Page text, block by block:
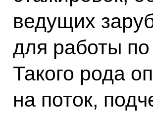
ведущих
для работы
Такого рода
на поток,